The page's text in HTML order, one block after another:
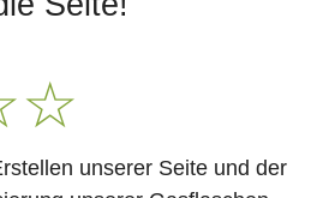
☆
unserer Seite und der